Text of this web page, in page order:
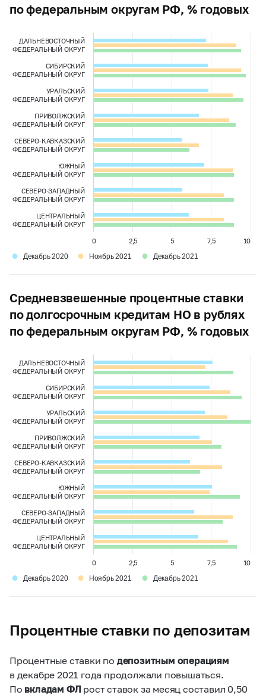
по федеральным округам РФ, % годовых
ДАЛЬНЕВОСТОЧНЫЙ
ФЕДЕРАЛЬНЫЙ ОКРУГ
СИБИРСКИЙ
ФЕДЕРАЛЬНЫЙ ОКРУГ
УРАЛЬСКИЙ
ФЕДЕРАЛЬНЫЙ ОКРУГ
ПРИВОЛЖСКИЙ
ФЕДЕРАЛЬНЫЙ ОКРУГ
СЕВЕРО-КАВКАЗСКИЙ
ФЕДЕРАЛЬНЫЙ ОКРУГ
ЮЖНЫЙ
ФЕДЕРАЛЬНЫЙ ОКРУГ
СЕВЕРО-ЗАПАДНЫЙ
ФЕДЕРАЛЬНЫЙ ОКРУГ
ЦЕНТРАЛЬНЫЙ
ФЕДЕРАЛЬНЫЙ ОКРУГ
0 2,5 5 7,5 10
● Декабрь 2020 ● Ноябрь 2021 ● Декабрь 2021
Средневзвешенные процентные ставки
по долгосрочным кредитам НО в рублях
по федеральным округам РФ, % годовых
ДАЛЬНЕВОСТОЧНЫЙ
ФЕДЕРАЛЬНЫЙ ОКРУГ
СИБИРСКИЙ
ФЕДЕРАЛЬНЫЙ ОКРУГ
УРАЛЬСКИЙ
ФЕДЕРАЛЬНЫЙ ОКРУГ
ПРИВОЛЖСКИЙ
ФЕДЕРАЛЬНЫЙ ОКРУГ
СЕВЕРО-КАВКАЗСКИЙ
ФЕДЕРАЛЬНЫЙ ОКРУГ
ЮЖНЫЙ
ФЕДЕРАЛЬНЫЙ ОКРУГ
СЕВЕРО-ЗАПАДНЫЙ
ФЕДЕРАЛЬНЫЙ ОКРУГ
ЦЕНТРАЛЬНЫЙ
ФЕДЕРАЛЬНЫЙ ОКРУГ
0 2,5 5 7,5 10
● Декабрь 2020 ● Ноябрь 2021 ● Декабрь 2021
Процентные ставки по депозитам
Процентные ставки по депозитным операциям
в декабре 2021 года продолжали повышаться.
По вкладам ФЛрост ставок за месяц составил 0,50